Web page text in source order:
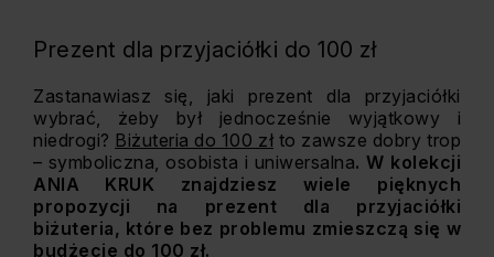
Prezent dla przyjaciółki do 100 zł
Zastanawiasz się, jaki prezent dla przyjaciółki
wybrać, żeby był jednocześnie wyjątkowy i
niedrogi? Biżuteria do 100 zł to zawsze dobry trop
– symboliczna, osobista i uniwersalna. W kolekcji
ANIA KRUK znajdziesz wiele pięknych
propozycji na prezent dla przyjaciółki
biżuteria, które bez problemu zmieszczą się w
budżecie do 100 zł.